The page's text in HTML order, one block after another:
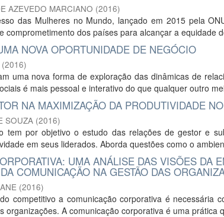
AZEVEDO MARCIANO (2016)
das Mulheres no Mundo, lançado em 2015 pela
comprometimento dos países para alcançar a equidade
NOVA OPORTUNIDADE DE NEGÓCIO
(2016)
uma nova forma de exploração das dinâmicas de
é mais pessoal e interativo do que qualquer outro
NA MAXIMIZAÇÃO DA PRODUTIVIDADE
SOUZA (2016)
tem por objetivo o estudo das relações de gestor e
em seus liderados. Aborda questões como o
UMA ANÁLISE DAS VISÕES DA
COMUNICAÇÃO NA GESTÃO DAS
(2016)
competitivo a comunicação corporativa é necessária
organizações. A comunicação corporativa é uma prática